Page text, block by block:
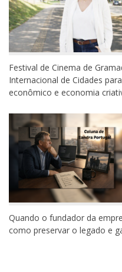
Festival de Cinema de
Internacional de Cidades
econômico e economia
Quando o fundador da
como preservar o legado e